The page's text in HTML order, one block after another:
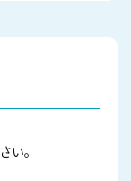
い。